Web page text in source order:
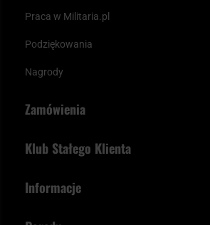
Praca w Militaria.pl
Podziękowania
Nagrody
Zamówienia
Paczka w weekend
Status zamówienia
Klub Stałego Klienta
Informacje